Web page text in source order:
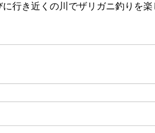
行き近くの川でザリガニ釣りを